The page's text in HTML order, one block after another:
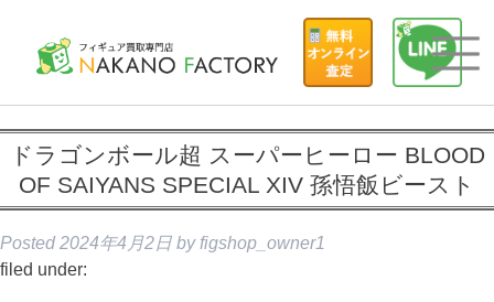
ドラゴンボール超 スーパーヒーロー BLOOD
OF SAIYANS SPECIAL XIV 孫悟飯ビースト
Posted 2024年4月2日 by figshop_owner1
filed under: